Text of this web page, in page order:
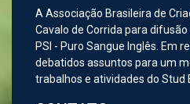
A Associação Brasileira de
Cavalo de Corrida para
PSI - Puro Sangue Inglês. Em
debatidos assuntos para um
trabalhos e atividades do Stud